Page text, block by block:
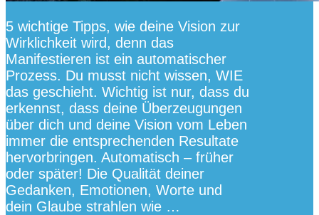
5 wichtige Tipps, wie deine Vision zur
Wirklichkeit wird, denn das
Manifestieren ist ein automatischer
Prozess. Du musst nicht wissen, WIE
das geschieht. Wichtig ist nur, dass du
erkennst, dass deine Überzeugungen
über dich und deine Vision vom Leben
immer die entsprechenden Resultate
hervorbringen. Automatisch – früher
oder später! Die Qualität deiner
Gedanken, Emotionen, Worte und
dein Glaube strahlen wie …